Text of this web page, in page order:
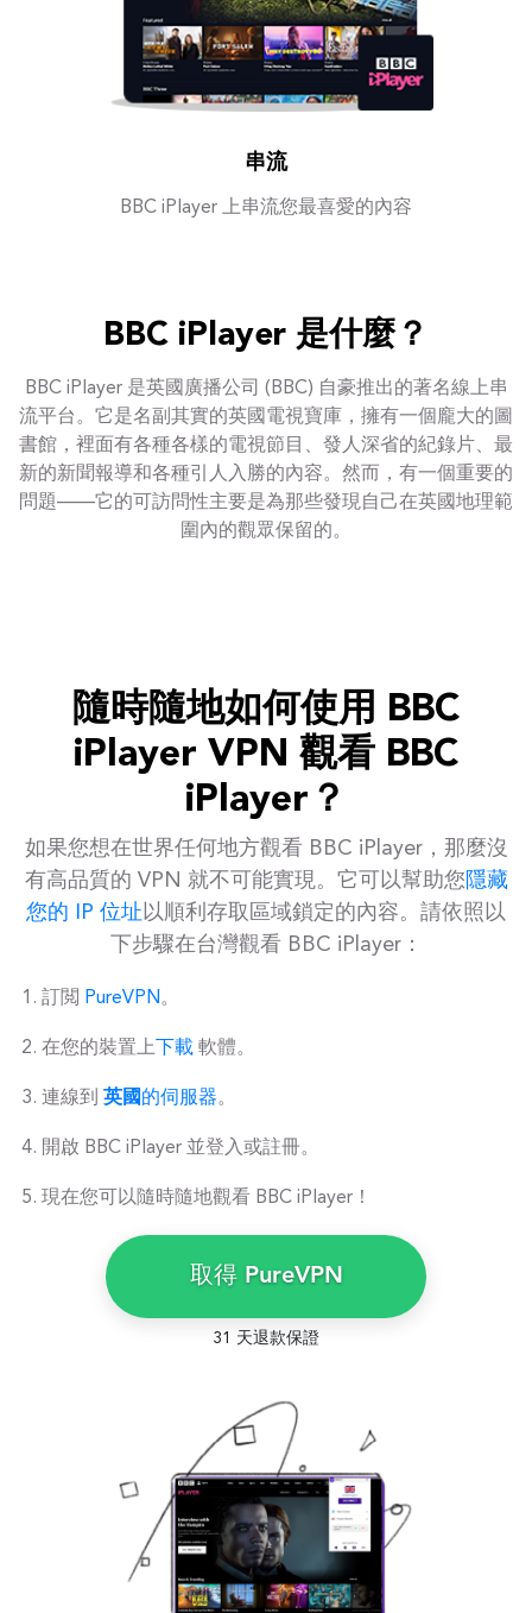
串流
BBC iPlayer 上串流您最喜愛的內容
BBC iPlayer 是什麼？
BBC iPlayer 是英國廣播公司 (BBC) 自豪推出的著名線上串
流平台。它是名副其實的英國電視寶庫，擁有一個龐大的圖
書館，裡面有各種各樣的電視節目、發人深省的紀錄片、最
新的新聞報導和各種引人入勝的內容。然而，有一個重要的
問題——它的可訪問性主要是為那些發現自己在英國地理範
圍內的觀眾保留的。
隨時隨地如何使用 BBC
iPlayer VPN 觀看 BBC
iPlayer？
如果您想在世界任何地方觀看 BBC iPlayer，那麼沒
有高品質的 VPN 就不可能實現。它可以幫助您隱藏
您的 IP 位址 以順利存取區域鎖定的內容。請依照以
下步驟在台灣觀看 BBC iPlayer：
訂閲 PureVPN。
在您的裝置上 下載 軟體。
連線到 英國的伺服器。
開啟 BBC iPlayer 並登入或註冊。
現在您可以隨時隨地觀看 BBC iPlayer！
取得 PureVPN
31 天退款保證